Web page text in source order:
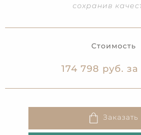
сохранив
Стоимость
174 798 руб.
Заказать